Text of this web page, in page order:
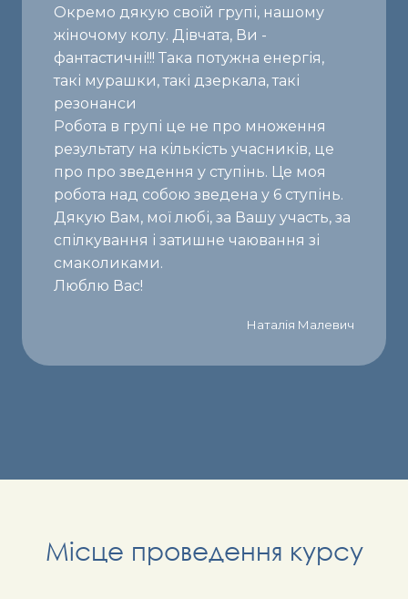
Окремо дякую своїй групі, нашому
жіночому колу. Дівчата, Ви -
фантастичні!!! Така потужна енергія,
такі мурашки, такі дзеркала, такі
резонанси
Робота в групі це не про множення
результату на кількість учасників, це
про про зведення у ступінь. Це моя
робота над собою зведена у 6 ступінь.
Дякую Вам, мої любі, за Вашу участь, за
спілкування і затишне чаювання зі
смаколиками.
Люблю Вас!
Наталія Малевич
Місце проведення курсу